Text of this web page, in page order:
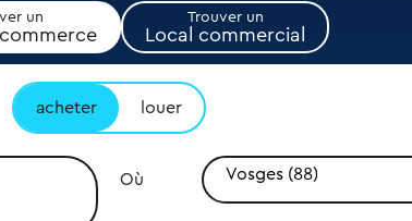
un Trouver un
Local commercial
acheter louer
Où Vosges (88)